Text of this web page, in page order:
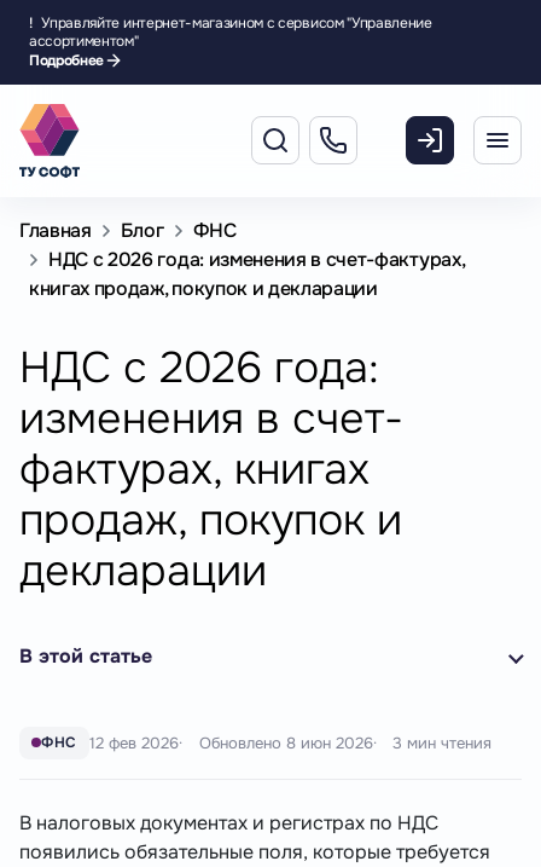
! Управляйте интернет-магазином с сервисом "Управление
ассортиментом"
Подробнее
Главная Блог
ФНС
НДС с 2026 года: изменения в счет-фактурах,
книгах продаж, покупок и декларации
НДС с 2026 года:
изменения в счет-
фактурах, книгах
продаж, покупок и
декларации
В этой статье
ФНС 12 фев 2026 Обновлено 8 июн 2026 3 мин чтения
В налоговых документах и регистрах по НДС
появились обязательные поля, которые требуется